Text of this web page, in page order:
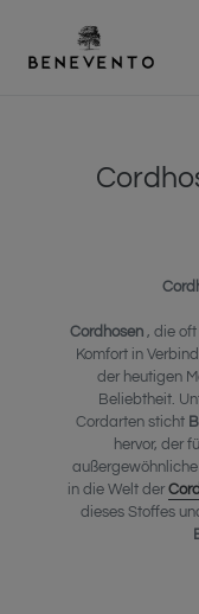
Inhalt
Cordhosen , die
Komfort in
der heutigen
Beliebtheit.
Cordarten sticht
hervor, der
in die Welt der
dieses Stoffes